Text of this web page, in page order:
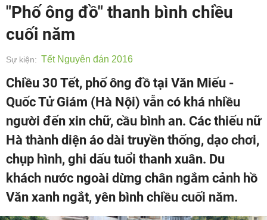
"Phố ông đồ" thanh bình chiều
cuối năm
Sự kiện: Tết Nguyên đán 2016
Chiều 30 Tết, phố ông đồ tại Văn Miếu -
Quốc Tử Giám (Hà Nội) vẫn có khá nhiều
người đến xin chữ, cầu bình an. Các thiếu nữ
Hà thành diện áo dài truyền thống, dạo chơi,
chụp hình, ghi dấu tuổi thanh xuân. Du
khách nước ngoài dừng chân ngắm cảnh hồ
Văn xanh ngắt, yên bình chiều cuối năm.